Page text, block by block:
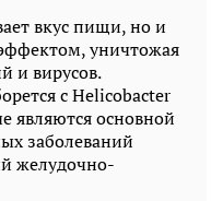
вкус пищи, но и
уничтожая
и вирусов.
с Helicobacter
являются основной
заболеваний
желудочно-